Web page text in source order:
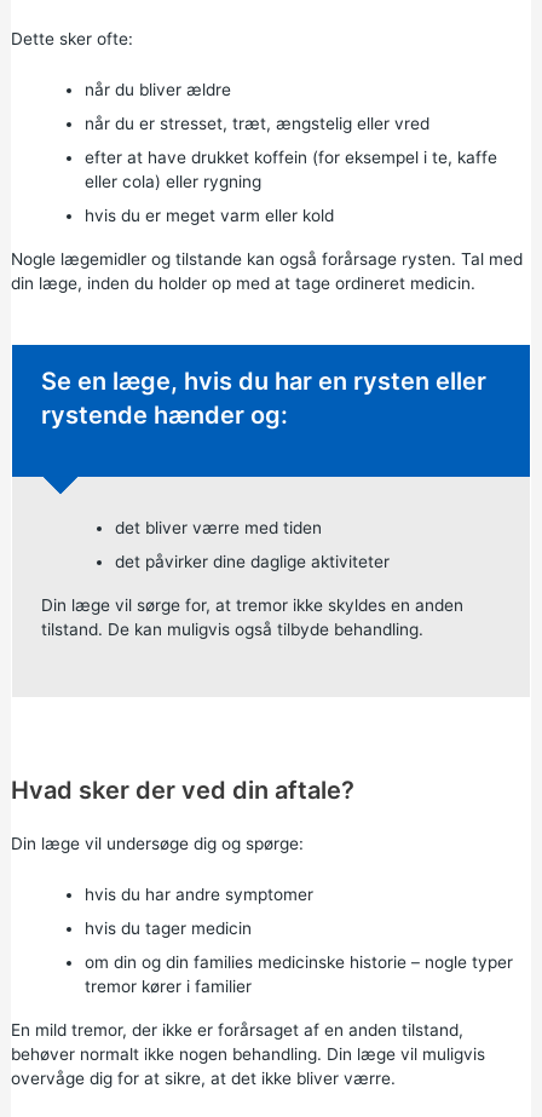
Dette sker ofte:
når du bliver ældre
når du er stresset, træt, ængstelig eller vred
efter at have drukket koffein (for eksempel i te, kaffe
eller cola) eller rygning
hvis du er meget varm eller kold
Nogle lægemidler og tilstande kan også forårsage rysten. Tal med
din læge, inden du holder op med at tage ordineret medicin.
Ikke-presserende råd:
Se en læge, hvis du har en rysten eller
rystende hænder og:
det bliver værre med tiden
det påvirker dine daglige aktiviteter
Din læge vil sørge for, at tremor ikke skyldes en anden
tilstand. De kan muligvis også tilbyde behandling.
Hvad sker der ved din aftale?
Din læge vil undersøge dig og spørge:
hvis du har andre symptomer
hvis du tager medicin
om din og din families medicinske historie – nogle typer
tremor kører i familier
En mild tremor, der ikke er forårsaget af en anden tilstand,
behøver normalt ikke nogen behandling. Din læge vil muligvis
overvåge dig for at sikre, at det ikke bliver værre.